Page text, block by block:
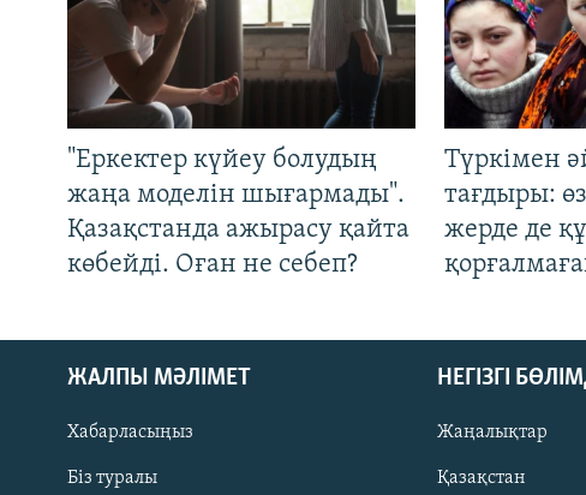
"Еркектер күйеу болудың
жаңа моделін шығармады".
Қазақстанда ажырасу қайта
көбейді. Оған не себеп?
Түркімен
тағдыры:
жерде де
ЖАЛПЫ МӘЛІМЕТ
Хабарласыңыз
Біз туралы
НЕГІЗГІ
Жаңалықтар
Қазақстан